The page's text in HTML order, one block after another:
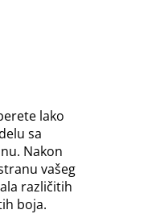
lako
sa
Nakon
vašeg
različitih
boja.